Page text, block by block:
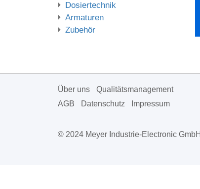
Dosiertechnik
Armaturen
Zubehör
Über uns
Qualitätsmanagement
AGB
Datenschutz Impressum
© 2024 Meyer Industrie-Electronic GmbH